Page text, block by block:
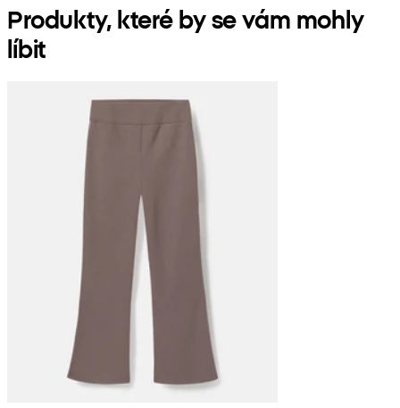
Produkty, které by se vám mohly
líbit